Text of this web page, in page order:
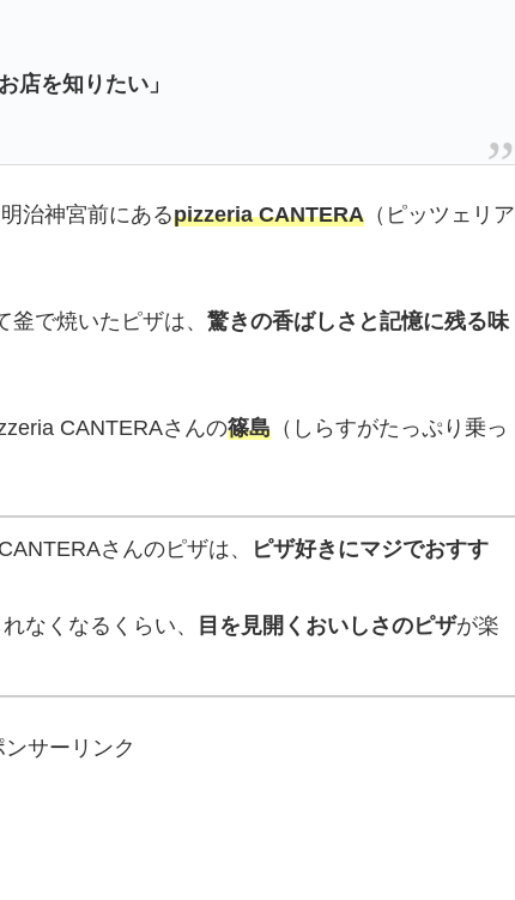
店を知りたい」
治神宮前にあるpizzeria CANTERA （ピッツェリア
で焼いたピザは、 驚きの香ばしさと記憶に残る味
CANTERAさんの篠島 （しらすがたっぷり乗っ
さんのピザは、
ピザ好きにマジでおすす
なくなるくらい、
目を見開くおいしさのピザが楽
ンサーリンク